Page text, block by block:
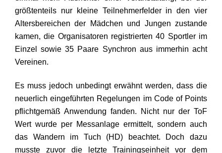
größtenteils nur kleine Teilnehmerfelder in den vier
Altersbereichen der Mädchen und Jungen zustande
kamen, die Organisatoren registrierten 40 Sportler im
Einzel sowie 35 Paare Synchron aus immerhin acht
Vereinen.
Es muss jedoch unbedingt erwähnt werden, dass die
neuerlich eingeführten Regelungen im Code of Points
pflichtgemäß Anwendung fanden. Nicht nur der ToF
Wert wurde per Messanlage ermittelt, sondern auch
das Wandern im Tuch (HD) beachtet. Doch dazu
musste zuvor die letzte Trainingseinheit vor dem